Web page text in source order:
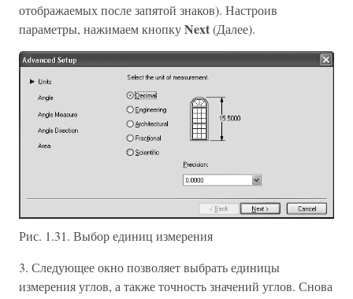
отображаемых после запятой знаков). Настроив
параметры, нажимаем кнопкуNext(Далее).
Рис. 1.31. Выбор единиц измерения
3. Следующее окно позволяет выбрать единицы
измерения углов, а также точность значений углов. Снова